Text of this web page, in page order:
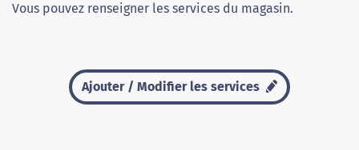
Vous pouvez renseigner les services du magasin.
Ajouter / Modifier les services